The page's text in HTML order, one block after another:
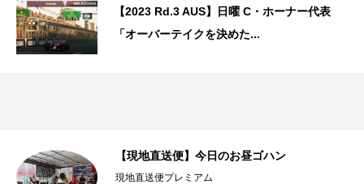
【2023 Rd.3 AUS】日曜 C・ホーナー代表
「オーバーテイクを決めた...
【現地直送便】今日のお昼ゴハン
現地直送便プレミアム